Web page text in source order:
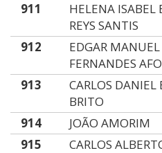
911
HELENA ISABEL
REYS SANTIS
912
EDGAR
FERNANDES
913
CARLOS DANIEL
BRITO
914
JOÃO AMORIM
915
CARLOS